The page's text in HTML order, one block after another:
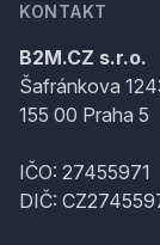
KONTAKT
B2M.CZ s.r.o.
Šafránkova
155 00 Praha 5
IČO: 27455971
DIČ: